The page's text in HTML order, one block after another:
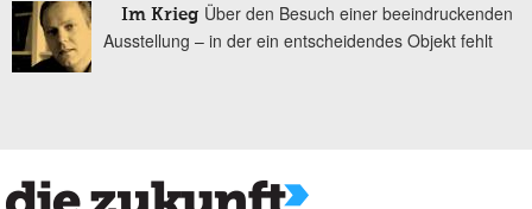
Im Krieg Über den Besuch einer beeindruckenden
Ausstellung – in der ein entscheidendes Objekt fehlt